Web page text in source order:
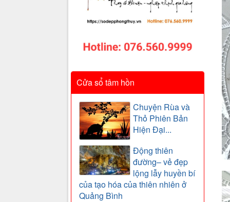
Cửa sổ tâm hồn
Chuyện Rùa và
Thỏ Phiên Bản
Hiện Đại...
Động thiên
đường– vẻ đẹp
lộng lẫy huyền bí
của tạo hóa của thiên nhiên ở
Quảng Bình